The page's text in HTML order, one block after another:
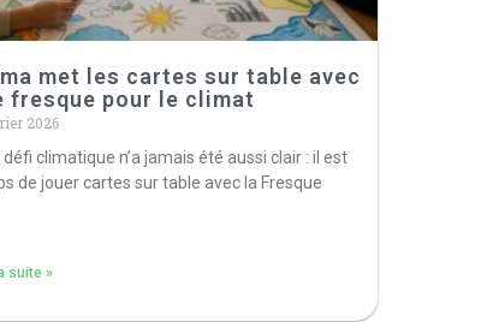
met les cartes sur table avec
fresque pour le climat
2026
climatique n’a jamais été aussi clair : il est
de jouer cartes sur table avec la Fresque
suite »